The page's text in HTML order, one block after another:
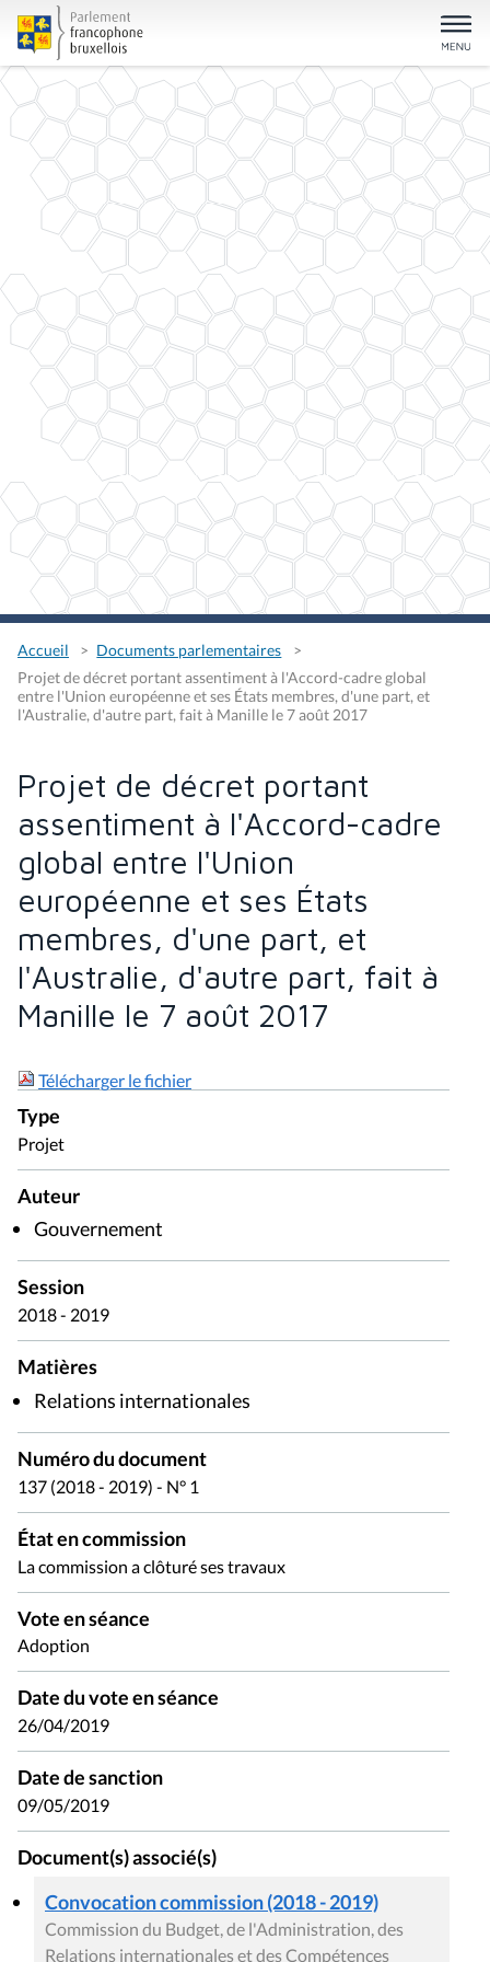
Accueil
Documents parlementaires
Projet de décret portant assentiment à l'Accord-cadre global
entre l'Union européenne et ses États membres, d'une part, et
l'Australie, d'autre part, fait à Manille le 7 août 2017
Projet de décret portant
assentiment à l'Accord-cadre
global entre l'Union
européenne et ses États
membres, d'une part, et
l'Australie, d'autre part, fait à
Manille le 7 août 2017
Télécharger le fichier
Type
Projet
Auteur
Gouvernement
Session
2018 - 2019
Matières
Relations internationales
Numéro du document
137 (2018 - 2019) - N° 1
État en commission
La commission a clôturé ses travaux
Vote en séance
Adoption
Date du vote en séance
26/04/2019
Date de sanction
09/05/2019
Document(s) associé(s)
Convocation commission (2018 - 2019)
Commission du Budget, de l'Administration, des
Relations internationales et des Compétences